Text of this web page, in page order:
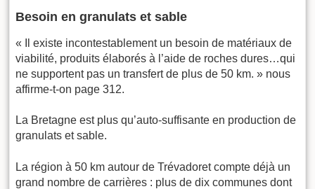
Besoin en granulats et sable
« Il existe incontestablement un besoin de matériaux de
viabilité, produits élaborés à l’aide de roches dures…qui
ne supportent pas un transfert de plus de 50 km. » nous
affirme-t-on page 312.
La Bretagne est plus qu’auto-suffisante en production de
granulats et sable.
La région à 50 km autour de Trévadoret compte déjà un
grand nombre de carrières : plus de dix communes dont